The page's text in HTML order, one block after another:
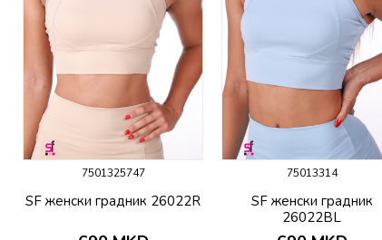
7501325747
SF женски градник 26022R
75013314
SF женски градник
26022BL